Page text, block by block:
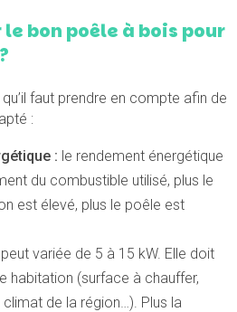
bon poêle à bois pour
faut prendre en compte afin de
:
: le rendement énergétique
du combustible utilisé, plus le
est élevé, plus le poêle est
variée de 5 à 15 kW. Elle doit
habitation (surface à chauffer,
climat de la région…). Plus la